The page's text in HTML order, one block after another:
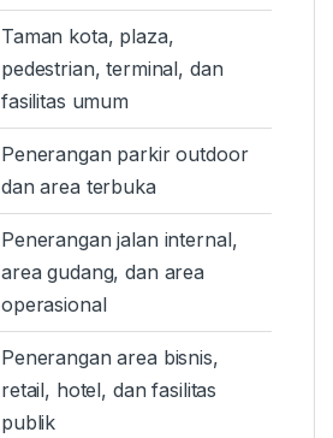
Taman kota, plaza,
pedestrian, terminal, dan
fasilitas umum
Penerangan parkir outdoor
dan area terbuka
Penerangan jalan internal,
area gudang, dan area
operasional
Penerangan area bisnis,
retail, hotel, dan fasilitas
publik